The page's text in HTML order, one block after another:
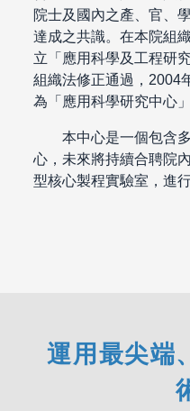
院士及國內之產、官、
達成之共識。在本院組
立「應用科學及工程研
組織法修正通過，2004
為「應用科學研究中心」
本中心是一個包含
心，未來將持續合聘院
型核心製程實驗室，進
運用最尖端